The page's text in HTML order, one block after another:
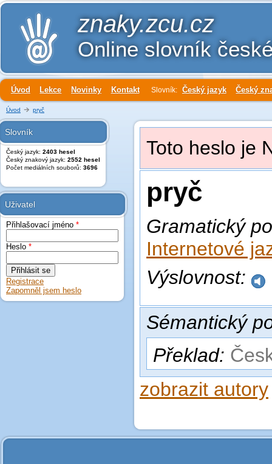
znaky.zcu.cz
Online slovník
Úvod Lekce Novinky Kontakt Slovník: Český jazyk Český
Úvod pryč
Slovník
Český jazyk: 2403 hesel
Český znakový jazyk: 2552 hesel
Počet mediálních souborů: 3696
Uživatel
Přihlašovací jméno *
Heslo *
Registrace
Zapomněl jsem heslo
Toto heslo je
pryč
Gramatický
Internetové
Výslovnost:
Sémantický
Překlad:
zobrazit autory